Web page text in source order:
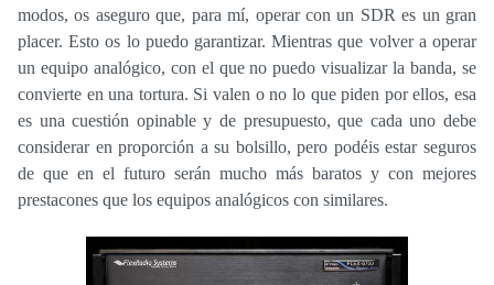
modos, os aseguro que, para mí, operar con un SDR es un gran
placer. Esto os lo puedo garantizar. Mientras que volver a operar
un equipo analógico, con el que no puedo visualizar la banda, se
convierte en una tortura. Si valen o no lo que piden por ellos, esa
es una cuestión opinable y de presupuesto, que cada uno debe
considerar en proporción a su bolsillo, pero podéis estar seguros
de que en el futuro serán mucho más baratos y con mejores
prestacones que los equipos analógicos con similares.